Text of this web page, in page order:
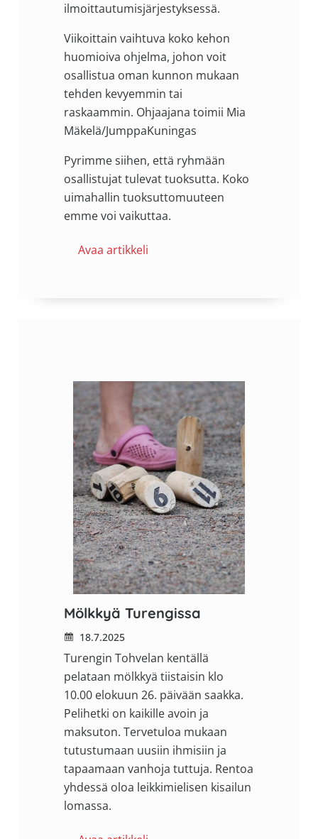
ilmoittautumisjärjestyksessä.
Viikoittain vaihtuva koko kehon
huomioiva ohjelma, johon voit
osallistua oman kunnon mukaan
tehden kevyemmin tai
raskaammin. Ohjaajana toimii Mia
Mäkelä/JumppaKuningas
Pyrimme siihen, että ryhmään
osallistujat tulevat tuoksutta. Koko
uimahallin tuoksuttomuuteen
emme voi vaikuttaa.
Avaa artikkeli
Mölkkyä Turengissa
18.7.2025
Turengin Tohvelan kentällä
pelataan mölkkyä tiistaisin klo
10.00 elokuun 26. päivään saakka.
Pelihetki on kaikille avoin ja
maksuton. Tervetuloa mukaan
tutustumaan uusiin ihmisiin ja
tapaamaan vanhoja tuttuja. Rentoa
yhdessä oloa leikkimielisen kisailun
lomassa.